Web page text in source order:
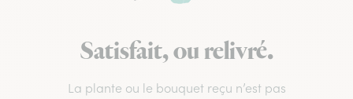
Satisfait, ou relivré.
La plante ou le bouquet reçu n’est pas